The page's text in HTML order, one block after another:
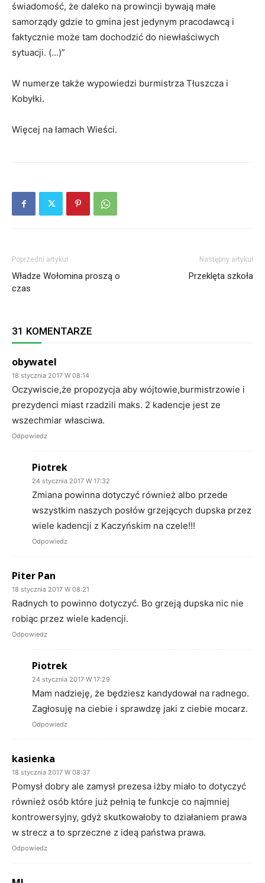
świadomość, że daleko na prowincji bywają małe
samorządy gdzie to gmina jest jedynym pracodawcą i
faktycznie może tam dochodzić do niewłaściwych
sytuacji. (…)”
W numerze także wypowiedzi burmistrza Tłuszcza i
Kobyłki.
Więcej na łamach Wieści.
Poprzedni artykuł
Władze Wołomina proszą o
czas
Następny artykuł
Przeklęta szkoła
31 KOMENTARZE
obywatel
18 stycznia 2017 W 08:14
Oczywiscie,że propozycja aby wójtowie,burmistrzowie i
prezydenci miast rzadzili maks. 2 kadencje jest ze
wszechmiar własciwa.
Odpowiedz
Piotrek
24 stycznia 2017 W 17:32
Zmiana powinna dotyczyć również albo przede
wszystkim naszych posłów grzejących dupska przez
wiele kadencji z Kaczyńskim na czele!!!
Odpowiedz
Piter Pan
18 stycznia 2017 W 08:21
Radnych to powinno dotyczyć. Bo grzeją dupska nic nie
robiąc przez wiele kadencji.
Odpowiedz
Piotrek
24 stycznia 2017 W 17:29
Mam nadzieję, że będziesz kandydował na radnego.
Zagłosuję na ciebie i sprawdzę jaki z ciebie mocarz.
Odpowiedz
kasienka
18 stycznia 2017 W 08:37
Pomysł dobry ale zamysł prezesa iżby miało to dotyczyć
również osób które już pełnią te funkcje co najmniej
kontrowersyjny, gdyż skutkowałoby to działaniem prawa
w strecz a to sprzeczne z ideą państwa prawa.
Odpowiedz